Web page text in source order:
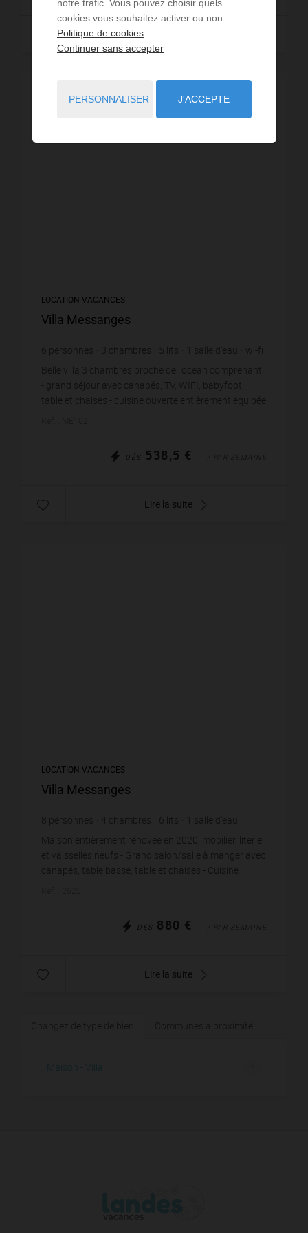
LOCATION VACANCES
Villa Messanges
6 personnes 3 chambres 5 lits salle d'eau
wi-fi
Belle villa 3 chambres proche de l'océan comprenant :
- grand séjour avec canapés, TV, WIFI, babyfoot,
table et chaises - cuisine ouverte entièrement équipée
DÈS 538,5 €
Lire la suite
LOCATION VACANCES
Villa Messanges
8 personnes 4 chambres 6 lits
salle d'eau
Maison entièrement rénovée en 2020, mobilier, literie
et vaisselles neufs - Grand salon/salle à manger avec
canapés, table basse, table et chaises - Cuisine
DÈS 880 €
Lire la suite
Maison - Villa
notre trafic. Vous pouvez choisir quels
cookies vous souhaitez activer ou non.
Politique de cookies
Continuer sans accepter
PERSONNALISER J'ACCEPTE